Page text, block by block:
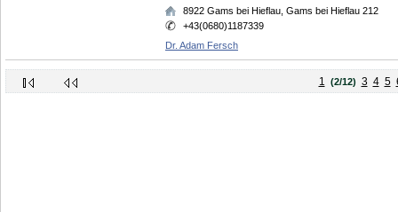
8922 Gams bei Hieflau Gams bei Hieflau 212
+43(0680)1187339
Dr. Adam Fersch
1 (2/12) 3 4 5